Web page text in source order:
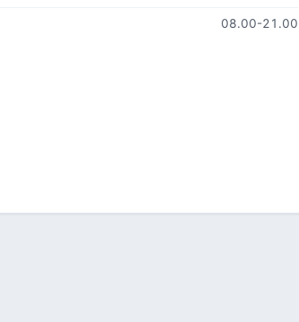
08.00-21.00